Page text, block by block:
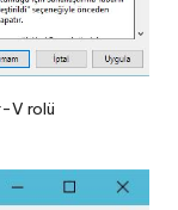
V rolü